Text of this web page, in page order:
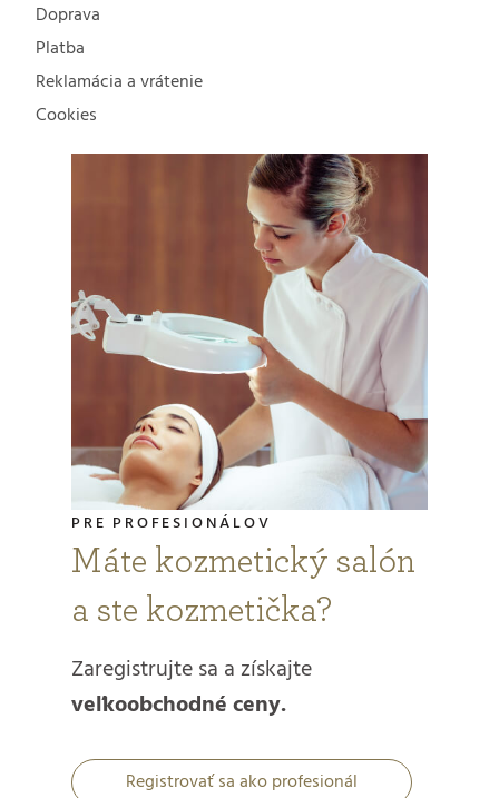
Doprava
Platba
Reklamácia a vrátenie
Cookies
PRE PROFESIONÁLOV
Máte kozmetický salón
a ste kozmetička?
Zaregistrujte sa a získajte
veľkoobchodné ceny.
Registrovať sa ako profesionál